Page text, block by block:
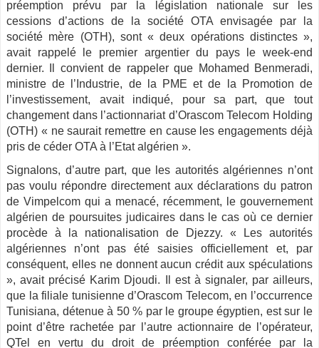
préemption prévu par la législation nationale sur les
cessions d’actions de la société OTA envisagée par la
société mère (OTH), sont « deux opérations distinctes »,
avait rappelé le premier argentier du pays le week-end
dernier. Il convient de rappeler que Mohamed Benmeradi,
ministre de l’Industrie, de la PME et de la Promotion de
l’investissement, avait indiqué, pour sa part, que tout
changement dans l’actionnariat d’Orascom Telecom Holding
(OTH) « ne saurait remettre en cause les engagements déjà
pris de céder OTA à l’Etat algérien ».
Signalons, d’autre part, que les autorités algériennes n’ont
pas voulu répondre directement aux déclarations du patron
de Vimpelcom qui a menacé, récemment, le gouvernement
algérien de poursuites judicaires dans le cas où ce dernier
procède à la nationalisation de Djezzy. « Les autorités
algériennes n’ont pas été saisies officiellement et, par
conséquent, elles ne donnent aucun crédit aux spéculations
», avait précisé Karim Djoudi. Il est à signaler, par ailleurs,
que la filiale tunisienne d’Orascom Telecom, en l’occurrence
Tunisiana, détenue à 50 % par le groupe égyptien, est sur le
point d’être rachetée par l’autre actionnaire de l’opérateur,
QTel en vertu du droit de préemption conférée par la